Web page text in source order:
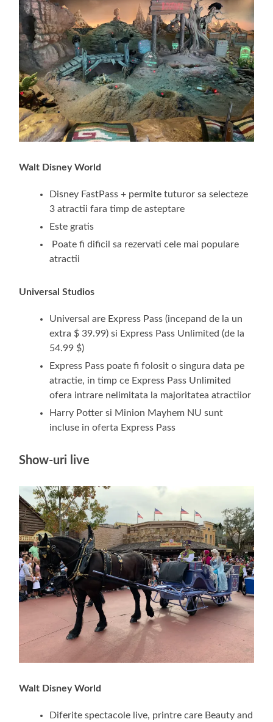
Walt Disney World
Disney FastPass + permite tuturor sa selecteze
3 atractii fara timp de asteptare
Este gratis
Poate fi dificil sa rezervati cele mai populare
atractii
Universal Studios
Universal are Express Pass (incepand de la un
extra $ 39.99) si Express Pass Unlimited (de la
54.99 $)
Express Pass poate fi folosit o singura data pe
atractie, in timp ce Express Pass Unlimited
ofera intrare nelimitata la majoritatea atractiior
Harry Potter si Minion Mayhem NU sunt
incluse in oferta Express Pass
Show-uri live
Walt Disney World
Diferite spectacole live, printre care Beauty and